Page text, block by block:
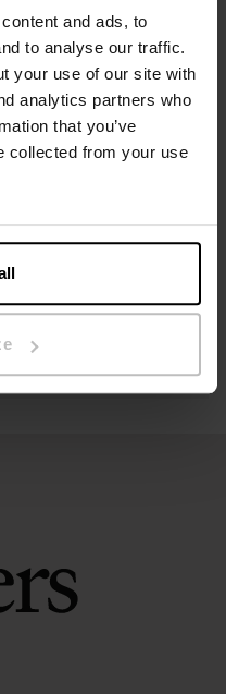
and ads, to
to analyse our traffic.
your use of our site with
analytics partners who
that you’ve
collected from your use
die eine raffinierte
Elastan
Größe M.